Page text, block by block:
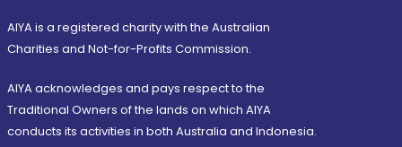
AIYA is a registered charity with the Australian
Charities and Not-for-Profits Commission.
AIYA acknowledges and pays respect to the
Traditional Owners of the lands on which AIYA
conducts its activities in both Australia and Indonesia.